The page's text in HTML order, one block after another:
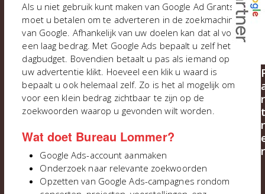
Als u niet gebruik kunt maken van Google Ad Grants
moet u betalen om te adverteren in de zoekmachine
van Google. Afhankelijk van uw doelen kan dat al voor
een laag bedrag. Met Google Ads bepaalt u zelf het
dagbudget. Bovendien betaalt u pas als iemand op
uw advertentie klikt. Hoeveel een klik u waard is
bepaalt u ook helemaal zelf. Zo is het al mogelijk om
voor een klein bedrag zichtbaar te zijn op de
zoekwoorden waarop u gevonden wilt worden.
Wat doet Bureau Lommer?
Google Ads-account aanmaken
Onderzoek naar relevante zoekwoorden
Opzetten van Google Ads-campagnes rondom
r
t
r